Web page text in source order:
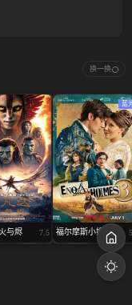
换一换
与烬 7.5
蓝
福尔摩斯小姐3